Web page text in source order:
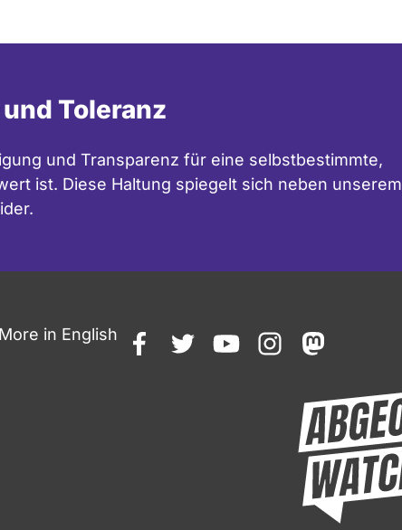
Toleranz
und Transparenz für eine selbstbestimmte,
ist. Diese Haltung spiegelt sich neben unserem
More in English
facebooktwitteryoutubeinstagrammastodon